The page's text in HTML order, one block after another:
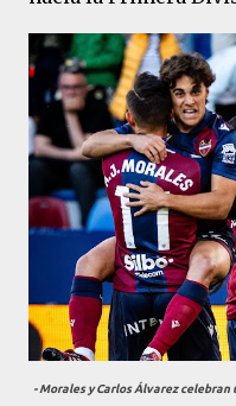
- Morales y Carlos Álvarez celebran